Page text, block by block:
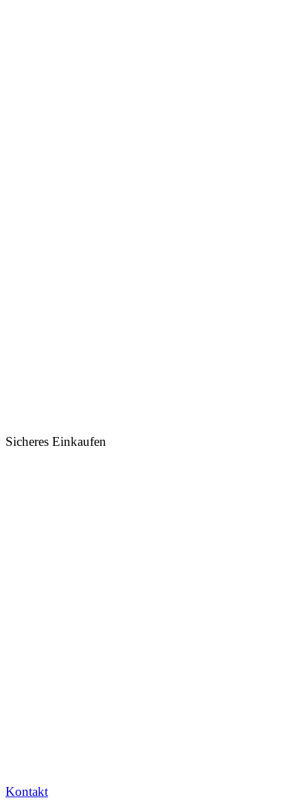
Sicheres Einkaufen
Kontakt